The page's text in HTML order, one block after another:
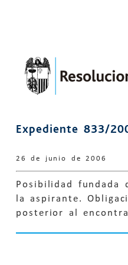
Expediente 833/
26 de junio de 2006
Posibilidad fundada
la aspirante.
posterior al